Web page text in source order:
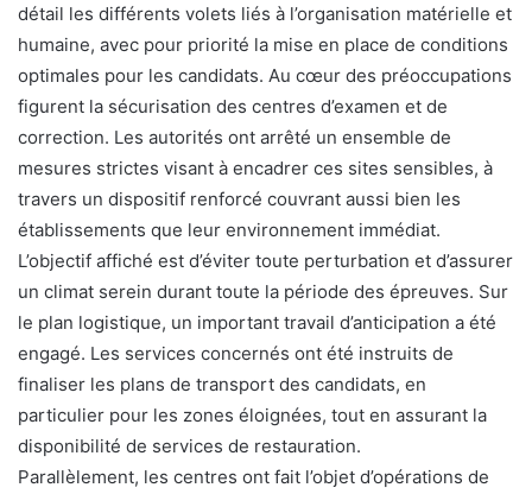
détail les différents volets liés à l’organisation matérielle et
humaine, avec pour priorité la mise en place de conditions
optimales pour les candidats. Au cœur des préoccupations
figurent la sécurisation des centres d’examen et de
correction. Les autorités ont arrêté un ensemble de
mesures strictes visant à encadrer ces sites sensibles, à
travers un dispositif renforcé couvrant aussi bien les
établissements que leur environnement immédiat.
L’objectif affiché est d’éviter toute perturbation et d’assurer
un climat serein durant toute la période des épreuves. Sur
le plan logistique, un important travail d’anticipation a été
engagé. Les services concernés ont été instruits de
finaliser les plans de transport des candidats, en
particulier pour les zones éloignées, tout en assurant la
disponibilité de services de restauration.
Parallèlement, les centres ont fait l’objet d’opérations de